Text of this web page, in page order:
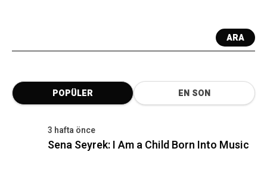
ARA
POPÜLER EN SON
3 hafta önce
Sena Seyrek: I Am a Child Born Into Music